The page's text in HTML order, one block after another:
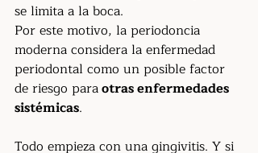
se limita a la boca.
Por este motivo, la periodoncia
moderna considera la enfermedad
periodontal como un posible factor
de riesgo para otras enfermedades
sistémicas.
Todo empieza con una gingivitis. Y si